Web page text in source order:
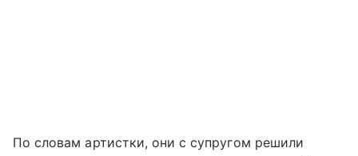
По словам артистки, они с супругом решили